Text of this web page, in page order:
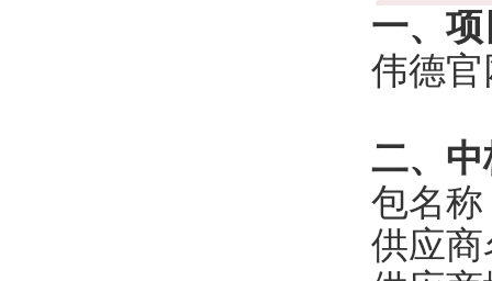
一、 项
伟德
二、
包名称
供应